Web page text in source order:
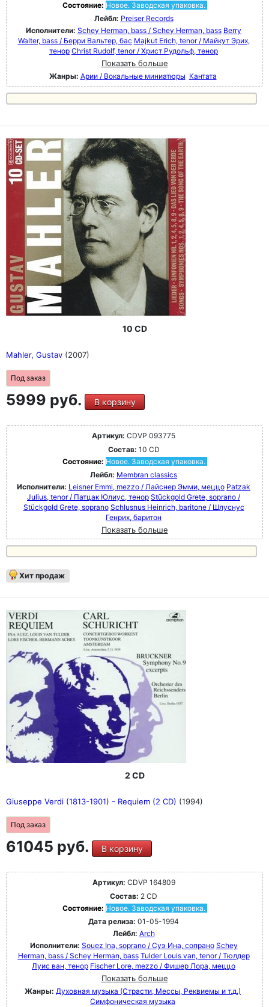
Состояние: Новое. Заводская упаковка.
Лейбл: Preiser Records
Исполнители: Schey Herman, bass / Schey Herman, bass Berry
Walter, bass / Берри Вальтер, бас Majkut Erich, tenor / Майкут Эрих,
тенор Christ Rudolf, tenor / Христ Рудольф, тенор
Показать больше
Жанры: Арии / Вокальные миниатюры Кантата
10 CD
Mahler, Gustav (2007)
Под заказ
5999 руб. В корзину
Артикул: CDVP 093775
Состав: 10 CD
Состояние: Новое. Заводская упаковка.
Лейбл: Membran classics
Исполнители: Leisner Emmi, mezzo / Лайснер Эмми, меццо Patzak
Julius, tenor / Патцак Юлиус, тенор Stückgold Grete, soprano /
Stückgold Grete, soprano Schlusnus Heinrich, baritone / Шлуснус
Генрих, баритон
Показать больше
Хит продаж
2 CD
Giuseppe Verdi (1813-1901) - Requiem (2 CD) (1994)
Под заказ
61045 руб. В корзину
Артикул: CDVP 164809
Состав: 2 CD
Состояние: Новое. Заводская упаковка.
Дата релиза: 01-05-1994
Лейбл: Arch
Исполнители: Souez Ina, soprano / Суэ Ина, сопрано Schey
Herman, bass / Schey Herman, bass Tulder Louis van, tenor / Тюлдер
Луис ван, тенор Fischer Lore, mezzo / Фишер Лора, меццо
Показать больше
Жанры: Духовная музыка (Страсти, Мессы, Реквиемы и т.д.)
Симфоническая музыка